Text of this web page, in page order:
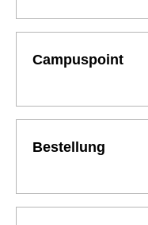
Campuspoint
Bestellung